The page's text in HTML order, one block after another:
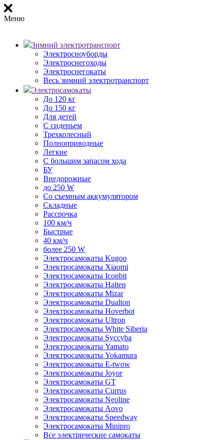
Меню
Зимний электротранспорт
Электросноуборды
Электроснегоходы
Электроснегокаты
Весь зимний электротранспорт
Электросамокаты
До 120 кг
До 150 кг
Для детей
С сиденьем
Трехколесный
Полноприводные
Легкие
С большим запасом хода
БУ
Внедорожные
до 250 W
Со съемным аккумулятором
Складные
Рассрочка
100 км/ч
Быстрые
40 км/ч
более 250 W
Электросамокаты Kugoo
Электросамокаты Xiaomi
Электросамокаты Iconbit
Электросамокаты Halten
Электросамокаты Mizar
Электросамокаты Dualton
Электросамокаты Hoverbot
Электросамокаты Ultron
Электросамокаты White Siberia
Электросамокаты Syccyba
Электросамокаты Yamato
Электросамокаты Yokamura
Электросамокаты E-twow
Электросамокаты Joyor
Электросамокаты GT
Электросамокаты Currus
Электросамокаты Neoline
Электросамокаты Aovo
Электросамокаты Speedway
Электросамокаты Minipro
Все электрические самокаты